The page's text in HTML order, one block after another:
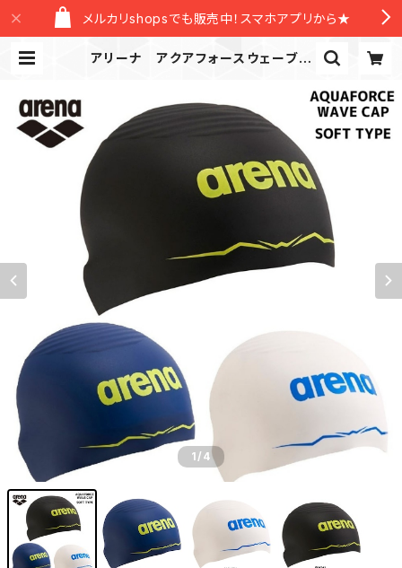
メルカリshopsでも販売中！スマホアプリから★
アリーナ アクアフォースウェーブキ
キャップ シリコンキャップ FINA
承認 | New Level Official Stor
e/ニューレヴェルオフィシャルストア
1 /4